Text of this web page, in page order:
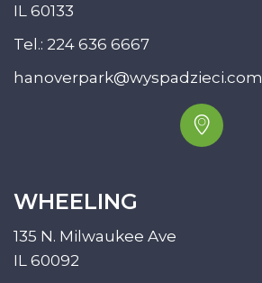
IL 60133
Tel.: 224 636 6667
hanoverpark@wyspadzieci.com
WHEELING
135 N. Milwaukee Ave
IL 60092